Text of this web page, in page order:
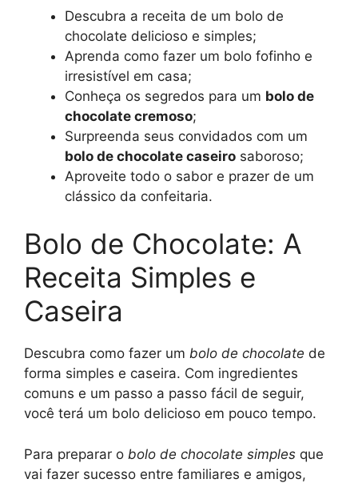
Descubra a receita de um bolo de
chocolate delicioso e simples;
Aprenda como fazer um bolo fofinho e
irresistível em casa;
Conheça os segredos para um bolo de
chocolate cremoso;
Surpreenda seus convidados com um
bolo de chocolate caseiro saboroso;
Aproveite todo o sabor e prazer de um
clássico da confeitaria.
Bolo de Chocolate: A
Receita Simples e
Caseira
Descubra como fazer um bolo de chocolate de
forma simples e caseira. Com ingredientes
comuns e um passo a passo fácil de seguir,
você terá um bolo delicioso em pouco tempo.
Para preparar o bolo de chocolate simples que
vai fazer sucesso entre familiares e amigos,